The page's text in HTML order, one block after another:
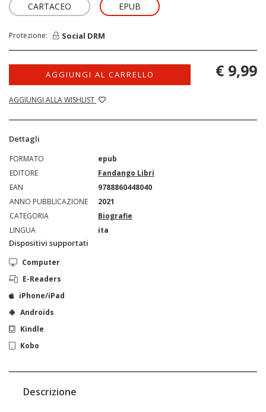
CARTACEO EPUB
Protezione: Social DRM
AGGIUNGI AL CARRELLO
AGGIUNGI ALLA WISHLIST
€ 9,99
Dettagli
FORMATO
epub
EDITORE
Fandango Libri
EAN
9788860448040
ANNO PUBBLICAZIONE
2021
CATEGORIA
Biografie
LINGUA
ita
Dispositivi supportati
Computer
E-Readers
iPhone/iPad
Androids
Kindle
Kobo
Descrizione